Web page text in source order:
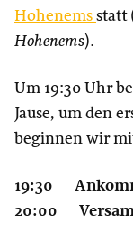
Hohenems statt (
Hohenems).
Um 19:30 Uhr
Jause, um den
beginnen wir
19:30
20:00